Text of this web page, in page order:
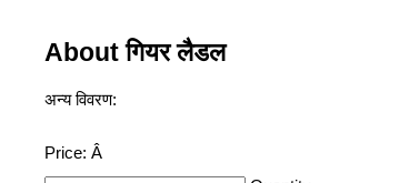
About गियर लैडल
अन्य विवरण:
Price: Â